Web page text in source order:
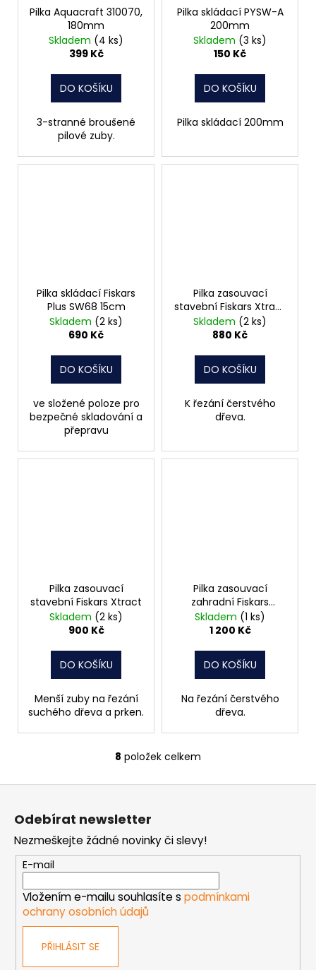
Pilka Aquacraft 310070,
180mm
Skladem (4 ks)
399 Kč
DO KOŠÍKU
3-stranné broušené
pilové zuby.
Pilka skládací PYSW-A
200mm
Skladem (3 ks)
150 Kč
DO KOŠÍKU
Pilka skládací 200mm
Pilka skládací Fiskars
Plus SW68 15cm
Skladem (2 ks)
690 Kč
DO KOŠÍKU
ve složené poloze pro
bezpečné skladování a
přepravu
Pilka zasouvací
stavební Fiskars Xtract
S SW73 malá
Skladem (2 ks)
880 Kč
DO KOŠÍKU
K řezání čerstvého
dřeva.
Pilka zasouvací
stavební Fiskars Xtract
Skladem (2 ks)
900 Kč
DO KOŠÍKU
Menší zuby na řezání
suchého dřeva a prken.
Pilka zasouvací
zahradní Fiskars
Xtract, velká
Skladem (1 ks)
1 200 Kč
DO KOŠÍKU
Na řezání čerstvého
dřeva.
O
a
c
í
p
r
8 položek celkem
Z
Odebírat newsletter
Nezmeškejte žádné novinky či slevy!
E-mail
Vložením e-mailu souhlasíte s podmínkami
ochrany osobních údajů
PŘIHLÁSIT SE